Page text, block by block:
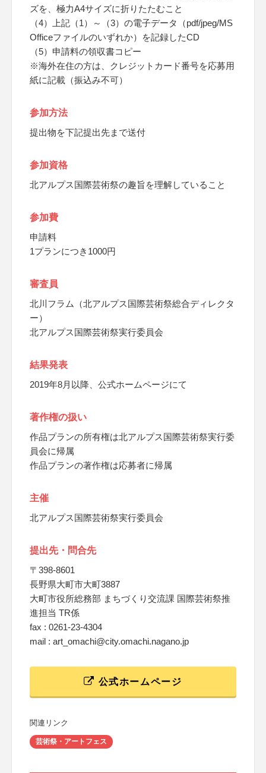
ズを、極力A4サイズに折りたたむこと
（4）上記（1）～（3）の電子データ（pdf/jpeg/MS
Officeファイルのいずれか）を記録したCD
（5）申請料の領収書コピー
※海外在住の方は、クレジットカード番号を応募用
紙に記載（振込み不可）
参加方法
提出物を下記提出先まで送付
参加資格
北アルプス国際芸術祭の趣旨を理解していること
参加費
申請料
1プランにつき1000円
審査員
北川フラム（北アルプス国際芸術祭総合ディレクタ
ー）
北アルプス国際芸術祭実行委員会
結果発表
2019年8月以降、公式ホームページにて
著作権の扱い
作品プランの所有権は北アルプス国際芸術祭実行委
員会に帰属
作品プランの著作権は応募者に帰属
主催
北アルプス国際芸術祭実行委員会
提出先・問合先
〒398-8601
長野県大町市大町3887
大町市役所総務部 まちづくり交流課 国際芸術祭推
進担当 TR係
fax : 0261-23-4304
mail : art_omachi@city.omachi.nagano.jp
公式ホームページ
関連リンク
芸術祭・アートフェス